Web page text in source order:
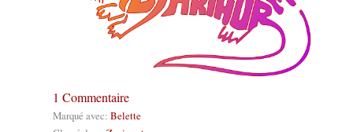
1 Commentaire
Marqué avec: Belette